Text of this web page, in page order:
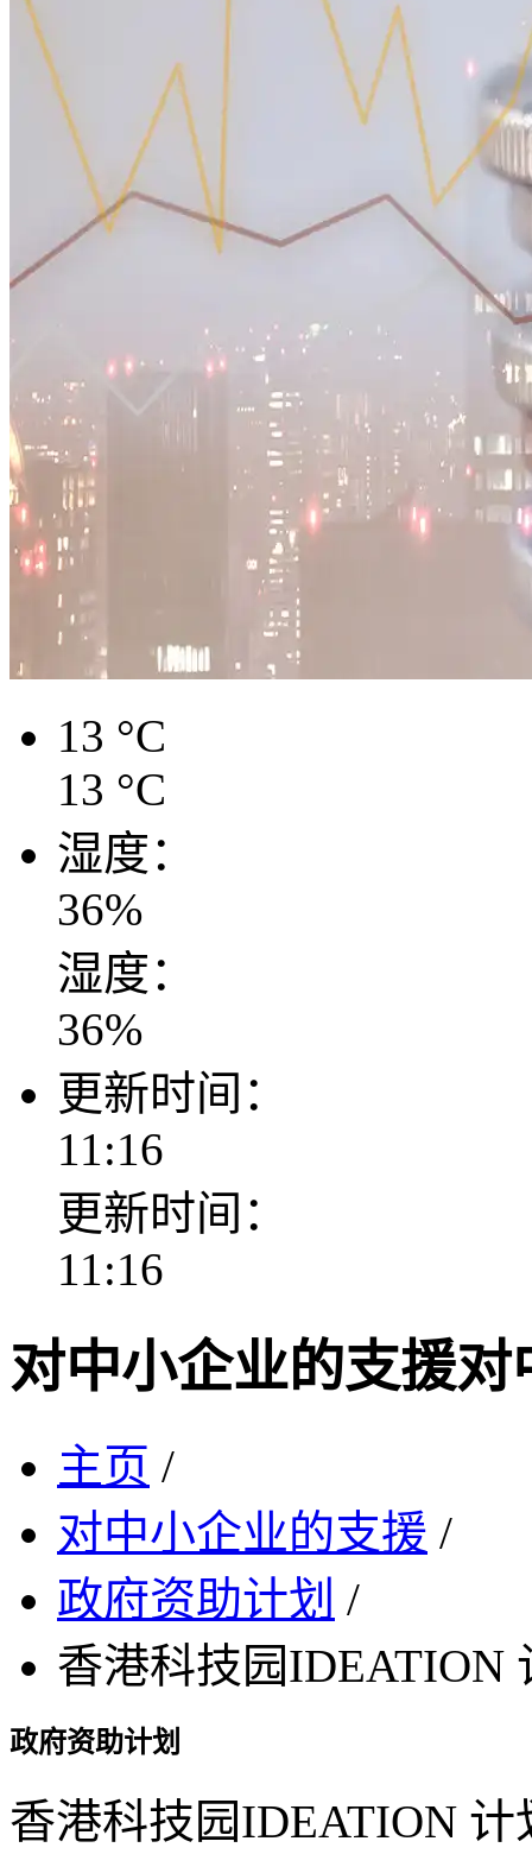
13 °C
13 °C
湿度：
36%
湿度：
36%
更新时间：
11:16
更新时间：
11:16
对中小企业的支援对
主页 /
对中小企业的支援 /
政府资助计划 /
香港科技园IDEATION
政府资助计划
香港科技园IDEATION 计